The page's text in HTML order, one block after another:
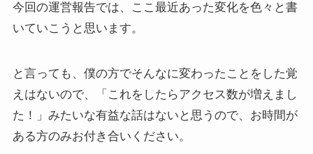
今回の運営報告では、ここ最近あった変化を色々と書
いていこうと思います。
と言っても、僕の方でそんなに変わったことをした覚
えはないので、「これをしたらアクセス数が増えまし
た！」みたいな有益な話はないと思うので、お時間が
ある方のみお付き合いください。